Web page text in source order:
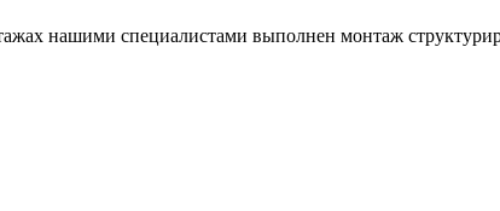
нашими специалистами выполнен монтаж